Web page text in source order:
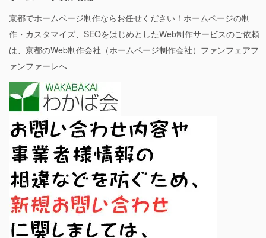
京都でホームページ制作ならお任せください！ホームページの制
作・カスタマイズ、SEOをはじめとしたWeb制作サービスのご依頼
は、京都のWeb制作会社（ホームページ制作会社）ファンフェアフ
ァンファーレへ